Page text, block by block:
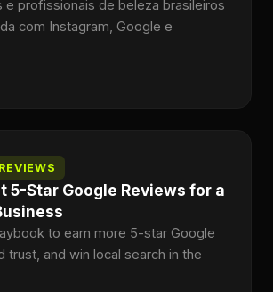
e profissionais de beleza brasileiros
com Instagram, Google e
5-Star Google Reviews for a
to earn more 5-star Google
trust, and win local search in the